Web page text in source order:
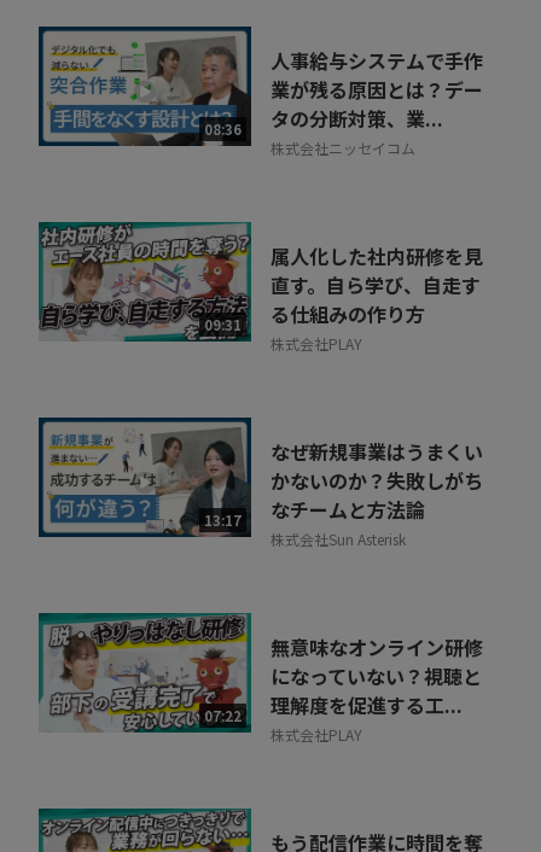
08:36
人事給与システムで手作
業が残る原因とは？デー
タの分断対策、業...
株式会社ニッセイコム
09:31
属人化した社内研修を見
直す。自ら学び、自走す
る仕組みの作り方
株式会社PLAY
13:17
なぜ新規事業はうまくい
かないのか？失敗しがち
なチームと方法論
株式会社Sun Asterisk
07:22
無意味なオンライン研修
になっていない？視聴と
理解度を促進する工...
株式会社PLAY
もう配信作業に時間を奪